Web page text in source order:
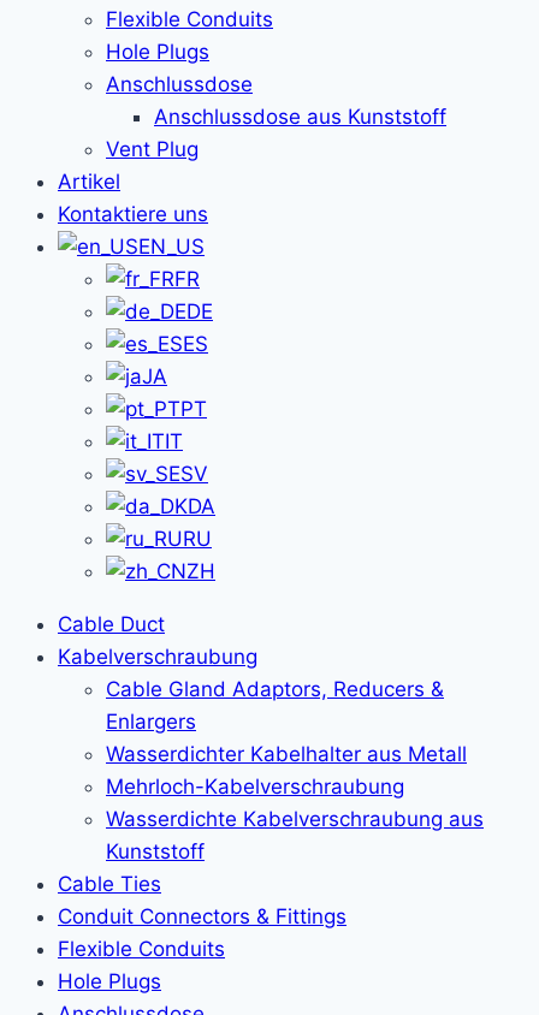
Flexible Conduits
Hole Plugs
Anschlussdose
Anschlussdose aus Kunststoff
Vent Plug
Artikel
Kontaktiere uns
EN_US
FR
DE
ES
JA
PT
IT
SV
DA
RU
ZH
Cable Duct
Kabelverschraubung
Cable Gland Adaptors, Reducers &
Enlargers
Wasserdichter Kabelhalter aus Metall
Mehrloch-Kabelverschraubung
Wasserdichte Kabelverschraubung aus
Kunststoff
Cable Ties
Conduit Connectors & Fittings
Flexible Conduits
Hole Plugs